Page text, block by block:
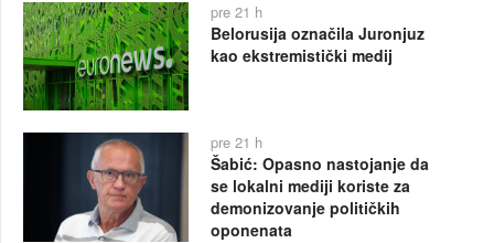
pre 21 h
Belorusija označila Juronjuz
kao ekstremistički medij
pre 21 h
Šabić: Opasno nastojanje da
se lokalni mediji koriste za
demonizovanje političkih
oponenata